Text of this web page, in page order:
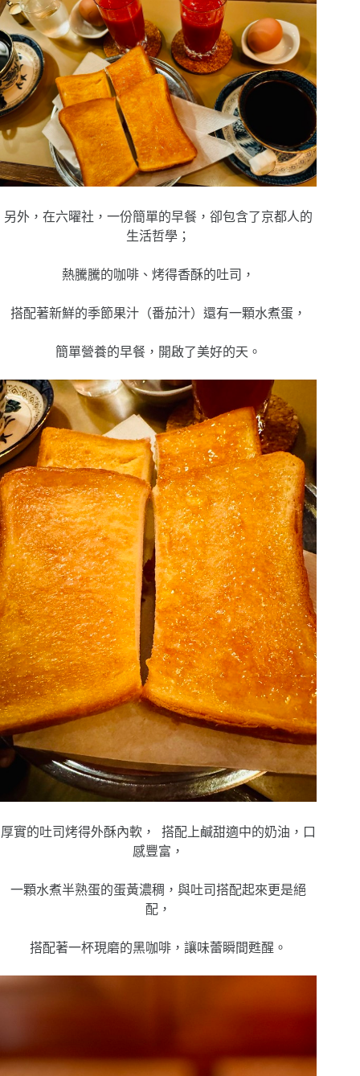
另外，在六曜社，一份簡單的早餐，卻包含了京都人的
生活哲學；
熱騰騰的咖啡、烤得香酥的吐司，
搭配著新鮮的季節果汁（番茄汁）還有一顆水煮蛋，
簡單營養的早餐，開啟了美好的天。
厚實的吐司烤得外酥內軟， 搭配上鹹甜適中的奶油，口
感豐富，
一顆水煮半熟蛋的蛋黃濃稠，與吐司搭配起來更是絕
配，
搭配著一杯現磨的黑咖啡，讓味蕾瞬間甦醒。